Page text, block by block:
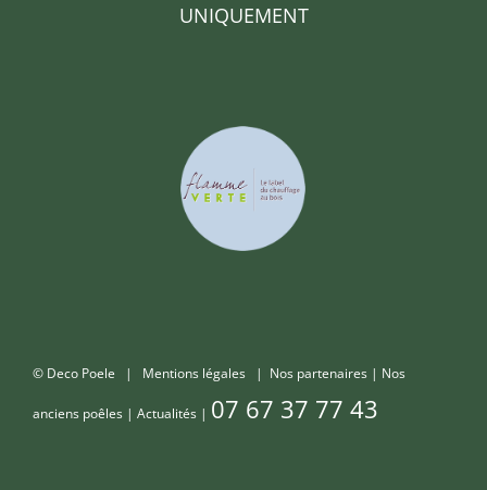
UNIQUEMENT
© Deco Poele | Mentions légales| Nos partenaires| Nos
anciens poêles| Actualités| 07 67 37 77 43